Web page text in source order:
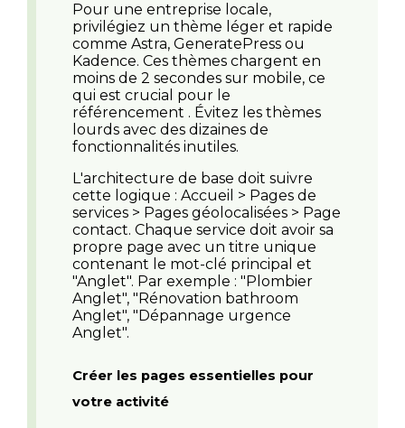
Pour une entreprise locale,
privilégiez un thème léger et rapide
comme Astra, GeneratePress ou
Kadence. Ces thèmes chargent en
moins de 2 secondes sur mobile, ce
qui est crucial pour le
référencement . Évitez les thèmes
lourds avec des dizaines de
fonctionnalités inutiles.
L'architecture de base doit suivre
cette logique : Accueil > Pages de
services > Pages géolocalisées > Page
contact. Chaque service doit avoir sa
propre page avec un titre unique
contenant le mot-clé principal et
"Anglet". Par exemple : "Plombier
Anglet", "Rénovation bathroom
Anglet", "Dépannage urgence
Anglet".
Créer les pages essentielles pour
votre activité